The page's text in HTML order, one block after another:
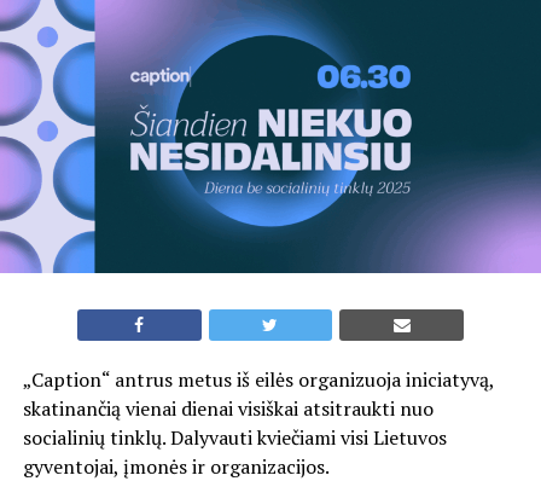
„Caption“ antrus metus iš eilės organizuoja iniciatyvą,
skatinančią vienai dienai visiškai atsitraukti nuo
socialinių tinklų. Dalyvauti kviečiami visi Lietuvos
gyventojai, įmonės ir organizacijos.